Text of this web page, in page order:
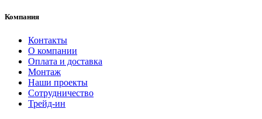
Компания
Контакты
О компании
Оплата и доставка
Монтаж
Наши проекты
Сотрудничество
Трейд-ин